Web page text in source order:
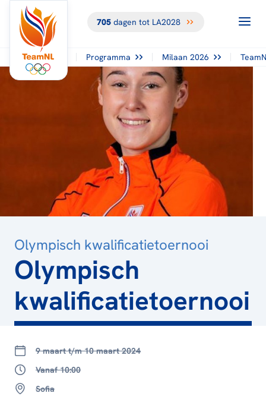
705dagen tot LA2028
Programma Milaan 2026
Olympisch kwalificatietoernooi
Olympisch
kwalificatietoernooi
9 maart t/m 10 maart 2024
Vanaf 10:00
Sofia
TERUG NAAR
OVERZICHT